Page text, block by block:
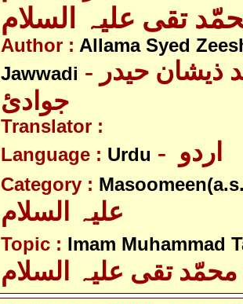
تقی علیہ السلام
Author : Allama Syed
Jawwadi - علامہ سیّد ذیشان حیدر
جوادئ
Translator :
Language : Urdu
Category :
Topic : Imam Muhammad
محمّد تقی علیہ السلام